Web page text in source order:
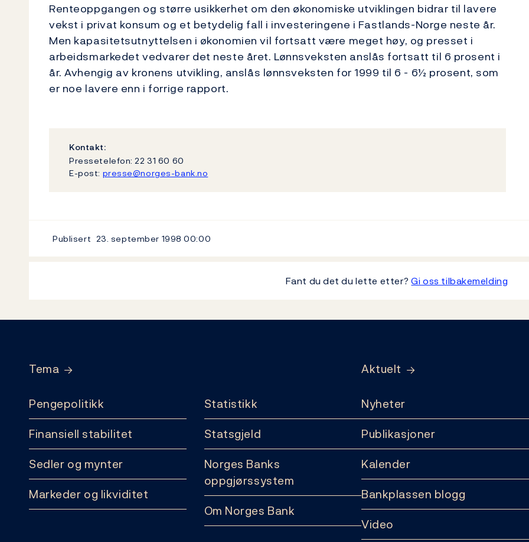
Renteoppgangen og større usikkerhet om den økonomiske utviklingen bidrar til lavere
vekst i privat konsum og et betydelig fall i investeringene i Fastlands-Norge neste år.
Men kapasitetsutnyttelsen i økonomien vil fortsatt være meget høy, og presset i
arbeidsmarkedet vedvarer det neste året. Lønnsveksten anslås fortsatt til 6 prosent i
år. Avhengig av kronens utvikling, anslås lønnsveksten for 1999 til 6 - 6½ prosent, som
er noe lavere enn i forrige rapport.
Kontakt:
Pressetelefon: 22 31 60 60
E-post: presse@norges-bank.no
Publisert 23. september 199800:00
Fant du det du lette etter?Gi oss tilbakemelding
Tema
Pengepolitikk
Finansiell stabilitet
Sedler og mynter
Markeder og likviditet
Statistikk
Statsgjeld
Norges Banks
oppgjørssystem
Om Norges Bank
Aktuelt
Nyheter
Publikasjoner
Kalender
Bankplassen blogg
Video